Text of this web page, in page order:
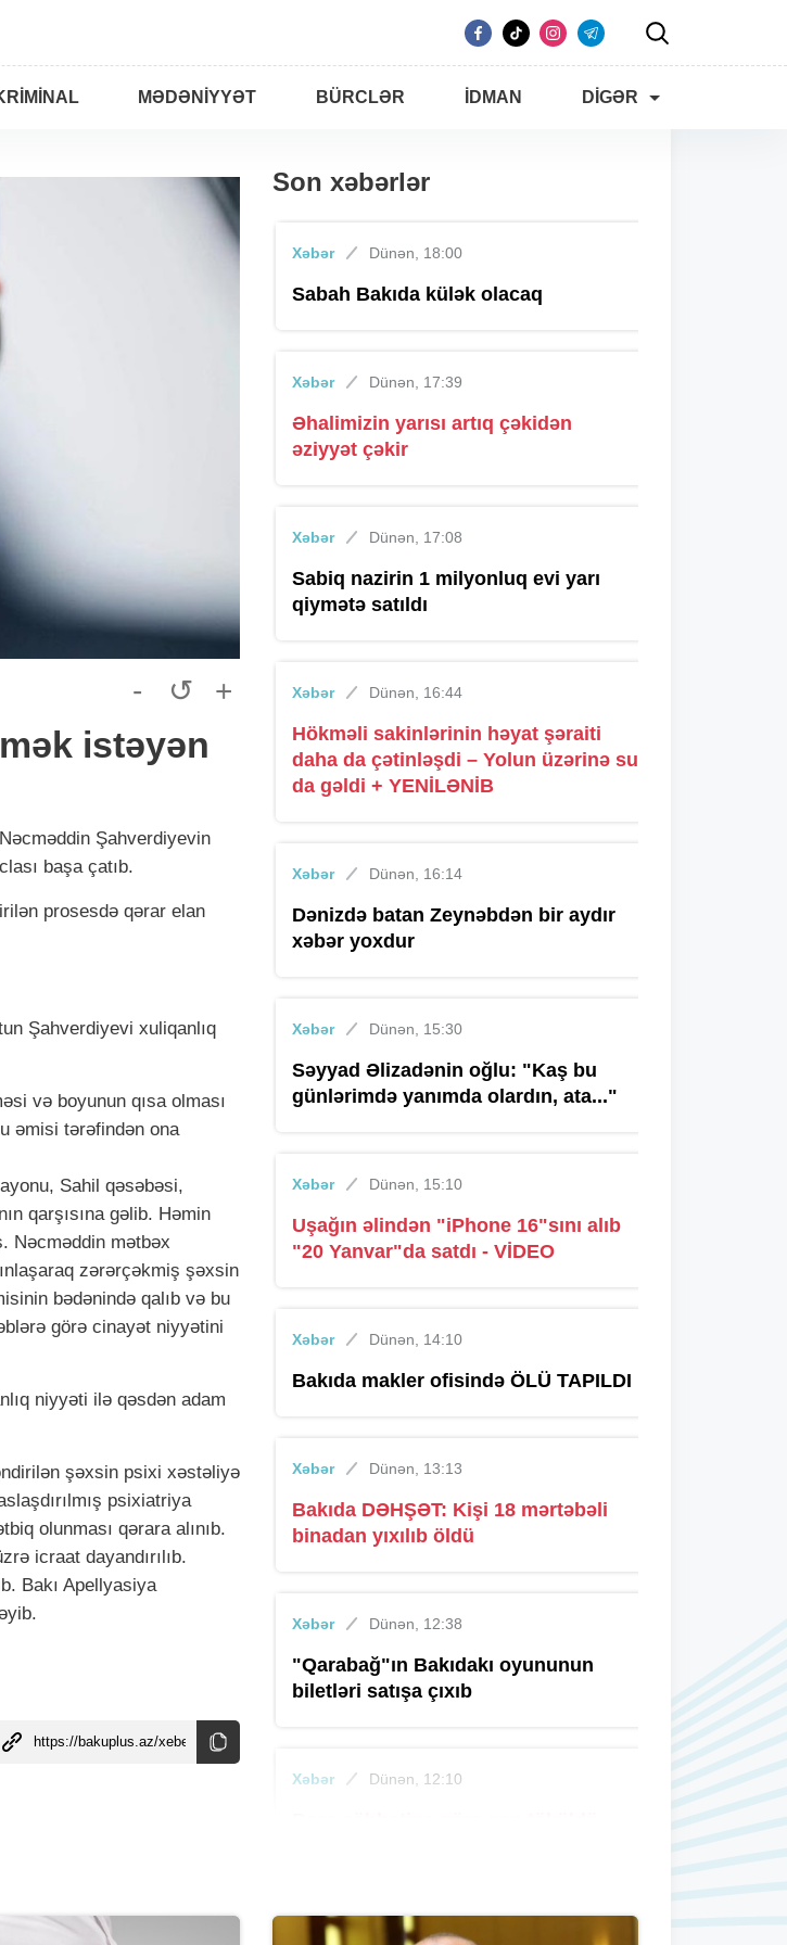
MƏDƏNIYYƏT BÜRCLƏR İDMAN DIGƏR
- ↺ +
istəyən
Şahverdiyevin
başa çatıb.
prosesdə qərar elan
Şahverdiyevi xuliqanlıq
və boyunun qısa olması
əmisi tərəfindən ona
Sahil qəsəbəsi,
qarşısına gəlib. Həmin
Nəcməddin mətbəx
zərərçəkmiş şəxsin
bədənində qalıb və bu
görə cinayət niyyətini
niyyəti ilə qəsdən adam
şəxsin psixi xəstəliyə
psixiatriya
olunması qərara alınıb.
icraat dayandırılıb.
Bakı Apellyasiya
Son xəbərlər
Xəbər Dünən, 18:00
Sabah Bakıda külək olacaq
Xəbər Dünən, 17:39
Əhalimizin yarısı artıq çəkidən
əziyyət çəkir
Xəbər Dünən, 17:08
Sabiq nazirin 1 milyonluq evi yarı
qiymətə satıldı
Xəbər Dünən, 16:44
Hökməli sakinlərinin həyat şəraiti
daha da çətinləşdi – Yolun üzərinə su
da gəldi + YENİLƏNİB
Xəbər Dünən, 16:14
Dənizdə batan Zeynəbdən bir aydır
xəbər yoxdur
Xəbər Dünən, 15:30
Səyyad Əlizadənin oğlu: "Kaş bu
günlərimdə yanımda olardın, ata..."
Xəbər Dünən, 15:10
Uşağın əlindən "iPhone 16"sını alıb
"20 Yanvar"da satdı - VİDEO
Xəbər Dünən, 14:10
Bakıda makler ofisində ÖLÜ TAPILDI
Xəbər Dünən, 13:13
Bakıda DƏHŞƏT: Kişi 18 mərtəbəli
binadan yıxılıb öldü
Xəbər Dünən, 12:38
"Qarabağ"ın Bakıdakı oyununun
biletləri satışa çıxıb
Xəbər Dünən, 12:10